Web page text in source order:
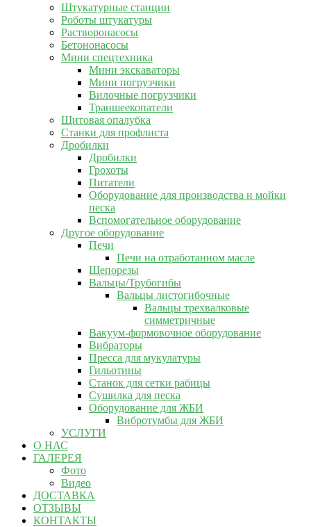
Штукатурные станции
Роботы штукатуры
Растворонасосы
Бетононасосы
Мини спецтехника
Мини экскаваторы
Мини погрузчики
Вилочные погрузчики
Траншеекопатели
Щитовая опалубка
Станки для профлиста
Дробилки
Дробилки
Грохоты
Питатели
Оборудование для производства и мойки
песка
Вспомогательное оборудование
Другое оборудование
Печи
Печи на отработанном масле
Щепорезы
Вальцы/Трубогибы
Вальцы листогибочные
Вальцы трехвалковые
симметричные
Вакуум-формовочное оборудование
Вибраторы
Пресса для мукулатуры
Гильотины
Станок для сетки рабицы
Сушилка для песка
Оборудование для ЖБИ
Вибротумбы для ЖБИ
УСЛУГИ
О НАС
ГАЛЕРЕЯ
Фото
Видео
ДОСТАВКА
ОТЗЫВЫ
КОНТАКТЫ